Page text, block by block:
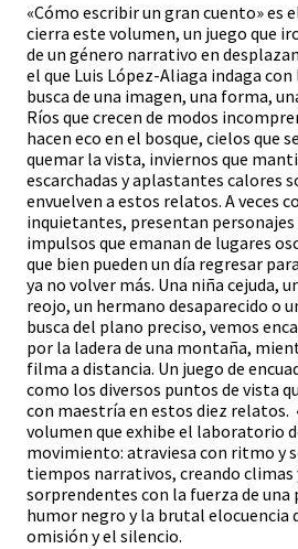
«Cómo escribir un gran cuento» es
cierra este volumen, un juego que
de un género narrativo en
el que Luis López-Aliaga indaga
busca de una imagen, una forma,
Ríos que crecen de modos
hacen eco en el bosque, cielos que
quemar la vista, inviernos que
escarchadas y aplastantes calores
envuelven a estos relatos. A veces
inquietantes, presentan personajes
impulsos que emanan de lugares
que bien pueden un día regresar
ya no volver más. Una niña cejuda,
reojo, un hermano desaparecido o
busca del plano preciso, vemos
por la ladera de una montaña,
filma a distancia. Un juego de
como los diversos puntos de vista
con maestría en estos diez relatos.
volumen que exhibe el laboratorio
movimiento: atraviesa con ritmo y
tiempos narrativos, creando climas
sorprendentes con la fuerza de una
humor negro y la brutal elocuencia
omisión y el silencio.